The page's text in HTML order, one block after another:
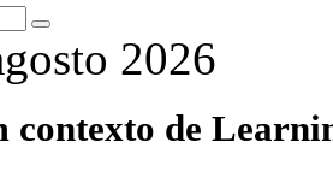
2026
contexto de